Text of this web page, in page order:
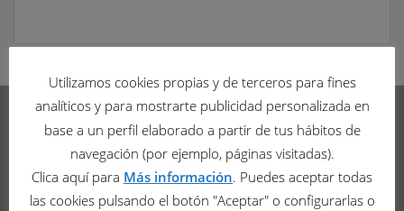
Funerarias del Suroccidente
Av. de Oviedo, 18
33800 - Cangas del Narcea (Asturias)
Utilizamos cookies propias y de terceros para fines
analíticos y para mostrarte publicidad personalizada en
base a un perfil elaborado a partir de tus hábitos de
navegación (por ejemplo, páginas visitadas).
Clica aquí para Más información. Puedes aceptar todas
las cookies pulsando el botón "Aceptar" o configurarlas o